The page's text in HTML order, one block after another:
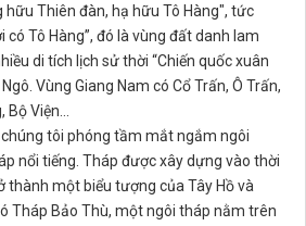
Thiên đàn, hạ hữu Tô Hàng", tức
Tô Hàng”, đó là vùng đất danh lam
di tích lịch sử thời “Chiến quốc xuân
Vùng Giang Nam có Cổ Trấn, Ô Trấn,
Bộ Viện...
tôi phóng tầm mắt ngắm ngôi
nổi tiếng. Tháp được xây dựng vào thời
thành một biểu tượng của Tây Hồ và
Tháp Bảo Thù, một ngôi tháp nằm trên